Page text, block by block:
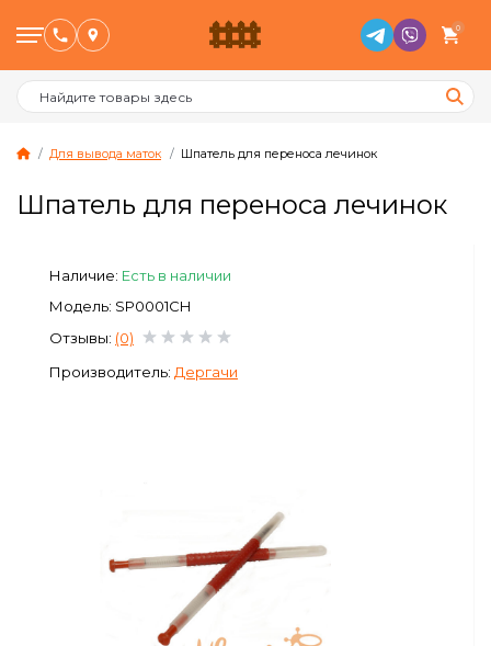
0
Птицеводство
Животноводство
Пчеловодство
Энергопитание
Для вывода маток Шпатель для переноса лечинок
Шпатель для переноса лечинок
Наличие: Есть в наличии
Модель: SP0001CH
Отзывы: (0)
Производитель: Дергачи